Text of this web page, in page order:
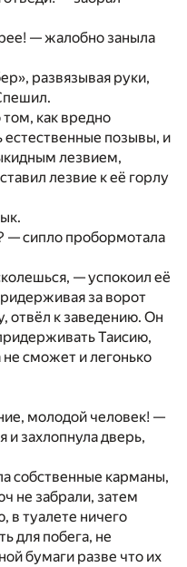
— жалобно заныла
развязывая руки,
том, как вредно
позывы, и
лезвием,
лезвие к её горлу
— сипло пробормотала
— успокоил её
за ворот
отвёл к заведению. Он
Таисию,
не сможет и легонько
молодой человек! —
и захлопнула дверь,
собственные карманы,
не забрали, затем
в туалете ничего
для побега, не
бумаги разве что их